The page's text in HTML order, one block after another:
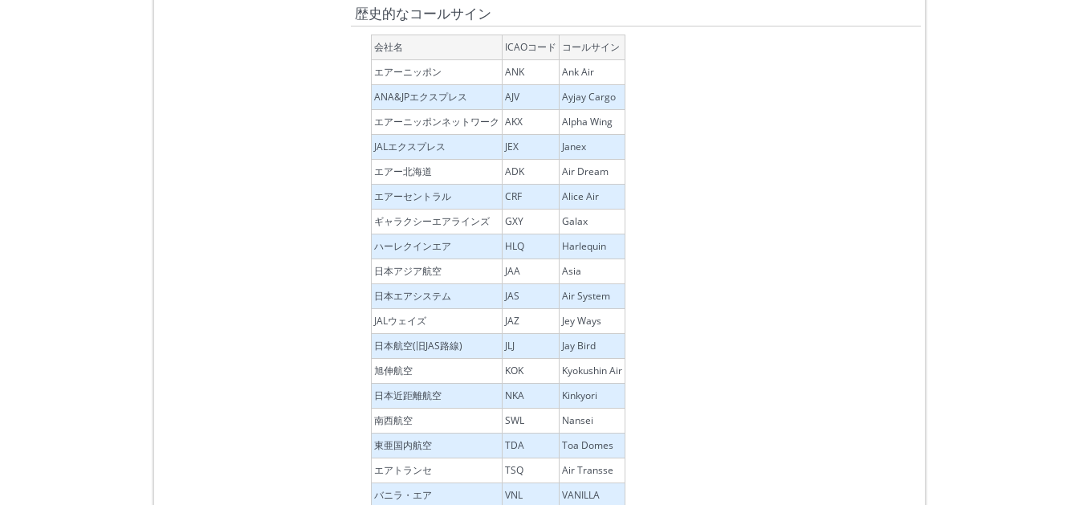
歴史的なコールサイン
会社名 ICAOコード コールサイン
エアーニッポン
ANK
Ank Air
ANA&JPエクスプレス
AJV
Ayjay Cargo
エアーニッポンネットワーク AKX
Alpha Wing
JALエクスプレス
JEX
Janex
エアー北海道
ADK
Air Dream
エアーセントラル
CRF
Alice Air
ギャラクシーエアラインズ
GXY
Galax
ハーレクインエア
HLQ
Harlequin
日本アジア航空
JAA
Asia
日本エアシステム
JAS
Air System
JALウェイズ
JAZ
Jey Ways
日本航空(旧JAS路線)
JLJ
Jay Bird
旭伸航空
KOK
Kyokushin Air
日本近距離航空
NKA
Kinkyori
南西航空
SWL
Nansei
東亜国内航空
TDA
Toa Domes
エアトランセ
TSQ
Air Transse
バニラ・エア
VNL VANILLA